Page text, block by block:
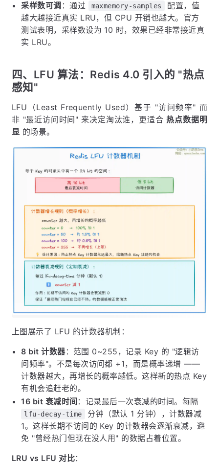
采样数可调 ：通过 maxmemory-samples
配置，值
越大越接近真实 LRU，但 CPU 开销也越大。官方
测试表明，采样数设为 10 时，效果已经非常接近真
实 LRU。
四、LFU 算法：Redis 4.0 引入的 "热点
感知"
LFU（Least Frequently Used）基于 "访问频率" 而
非 "最近访问时间" 来决定淘汰谁，更适合热点数据明
显 的场景。
上图展示了 LFU 的计数器机制：
8 bit 计数器：范围 0~255，记录 Key 的 "逻辑访
问频率"。不是每次访问都 +1，而是概率递增 ——
计数器越大，再增长的概率越低。这样新的热点 Key
有机会追赶老的。
16 bit 衰减时间 ：记录最后一次衰减的时间。每隔
lfu-decay-time
分钟（默认 1 分钟），计数器减
1。这样长期不访问的 Key 的计数器会逐渐衰减，避
免 "曾经热门但现在没人用" 的数据占着位置。
LRU vs LFU 对比：